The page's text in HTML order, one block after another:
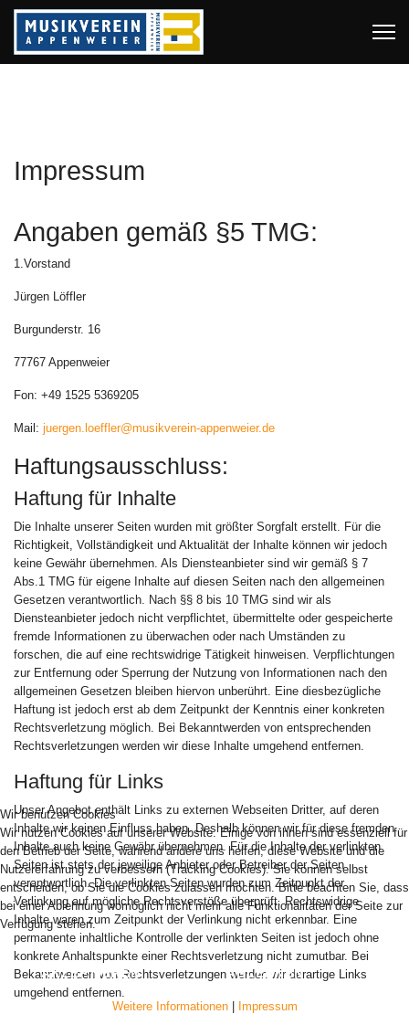
Impressum
Angaben gemäß §5 TMG:
1.Vorstand
Jürgen Löffler
Burgunderstr. 16
77767 Appenweier
Fon: +49 1525 5369205
Mail: juergen.loeffler@musikverein-appenweier.de
Haftungsausschluss:
Haftung für Inhalte
Die Inhalte unserer Seiten wurden mit größter Sorgfalt erstellt. Für die
Richtigkeit, Vollständigkeit und Aktualität der Inhalte können wir jedoch
keine Gewähr übernehmen. Als Diensteanbieter sind wir gemäß § 7
Abs.1 TMG für eigene Inhalte auf diesen Seiten nach den allgemeinen
Gesetzen verantwortlich. Nach §§ 8 bis 10 TMG sind wir als
Diensteanbieter jedoch nicht verpflichtet, übermittelte oder gespeicherte
fremde Informationen zu überwachen oder nach Umständen zu
forschen, die auf eine rechtswidrige Tätigkeit hinweisen. Verpflichtungen
zur Entfernung oder Sperrung der Nutzung von Informationen nach den
allgemeinen Gesetzen bleiben hiervon unberührt. Eine diesbezügliche
Haftung ist jedoch erst ab dem Zeitpunkt der Kenntnis einer konkreten
Rechtsverletzung möglich. Bei Bekanntwerden von entsprechenden
Rechtsverletzungen werden wir diese Inhalte umgehend entfernen.
Haftung für Links
Unser Angebot enthält Links zu externen Webseiten Dritter, auf deren
Inhalte wir keinen Einfluss haben. Deshalb können wir für diese fremden
Inhalte auch keine Gewähr übernehmen. Für die Inhalte der verlinkten
Seiten ist stets der jeweilige Anbieter oder Betreiber der Seiten
verantwortlich. Die verlinkten Seiten wurden zum Zeitpunkt der
Verlinkung auf mögliche Rechtsverstöße überprüft. Rechtswidrige
Inhalte waren zum Zeitpunkt der Verlinkung nicht erkennbar. Eine
permanente inhaltliche Kontrolle der verlinkten Seiten ist jedoch ohne
konkrete Anhaltspunkte einer Rechtsverletzung nicht zumutbar. Bei
Bekanntwerden von Rechtsverletzungen werden wir derartige Links
umgehend entfernen.
Wir benutzen Cookies
Wir nutzen Cookies auf unserer Website. Einige von ihnen sind essenziell für
den Betrieb der Seite, während andere uns helfen, diese Website und die
Nutzererfahrung zu verbessern (Tracking Cookies). Sie können selbst
entscheiden, ob Sie die Cookies zulassen möchten. Bitte beachten Sie, dass
bei einer Ablehnung womöglich nicht mehr alle Funktionalitäten der Seite zur
Verfügung stehen.
AKZEPTIEREN ABLEHNEN
Weitere Informationen| Impressum